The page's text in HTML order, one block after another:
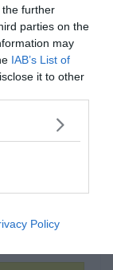
further
parties on the
may
IAB’s List of
it to other
Policy